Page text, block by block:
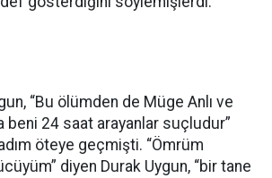
“Bu ölümden de Müge Anlı ve
beni 24 saat arayanlar suçludur”
öteye geçmişti. “Ömrüm
diyen Durak Uygun, “bir tane